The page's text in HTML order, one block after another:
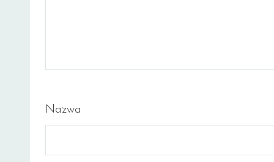
Nazwa